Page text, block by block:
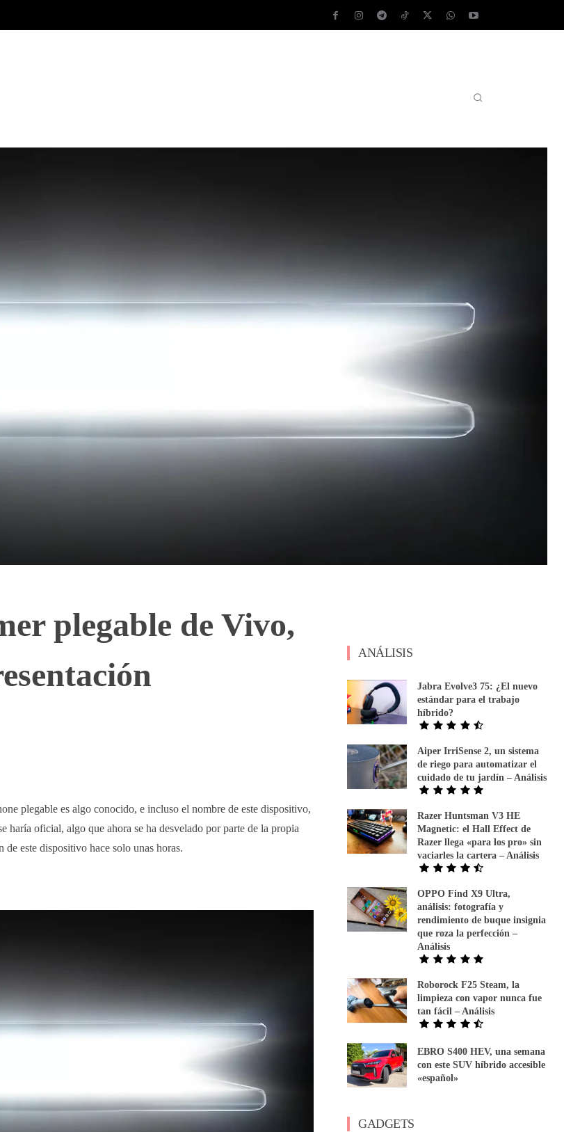
plegable de Vivo,
plegable es algo conocido, e incluso el nombre de este dispositivo,
haría oficial, algo que ahora se ha desvelado por parte de la propia
este dispositivo hace solo unas horas.
ANÁLISIS
Jabra Evolve3 75: ¿El nuevo
estándar para el trabajo
híbrido?
Aiper IrriSense 2, un sistema
de riego para automatizar el
cuidado de tu jardín – Análisis
Razer Huntsman V3 HE
Magnetic: el Hall Effect de
Razer llega «para los pro» sin
vaciarles la cartera – Análisis
OPPO Find X9 Ultra,
análisis: fotografía y
rendimiento de buque insignia
que roza la perfección –
Análisis
Roborock F25 Steam, la
limpieza con vapor nunca fue
tan fácil – Análisis
EBRO S400 HEV, una semana
con este SUV híbrido accesible
«español»
GADGETS